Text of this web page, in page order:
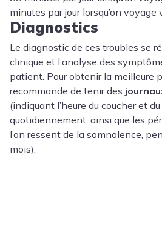
minutes par jour lorsqu’on voyage
Diagnostics
Le diagnostic de ces troubles se
clinique et l’analyse des
patient. Pour obtenir la meilleure
recommande de tenir des
(indiquant l’heure du coucher et
quotidiennement, ainsi que les
l’on ressent de la somnolence,
mois).